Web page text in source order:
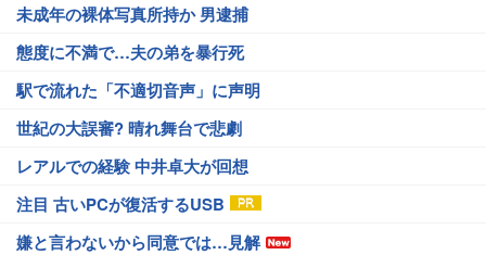
未成年の裸体写真所持か 男逮捕
態度に不満で…夫の弟を暴行死
駅で流れた「不適切音声」に声明
世紀の大誤審? 晴れ舞台で悲劇
レアルでの経験 中井卓大が回想
注目 古いPCが復活するUSB
嫌と言わないから同意では…見解